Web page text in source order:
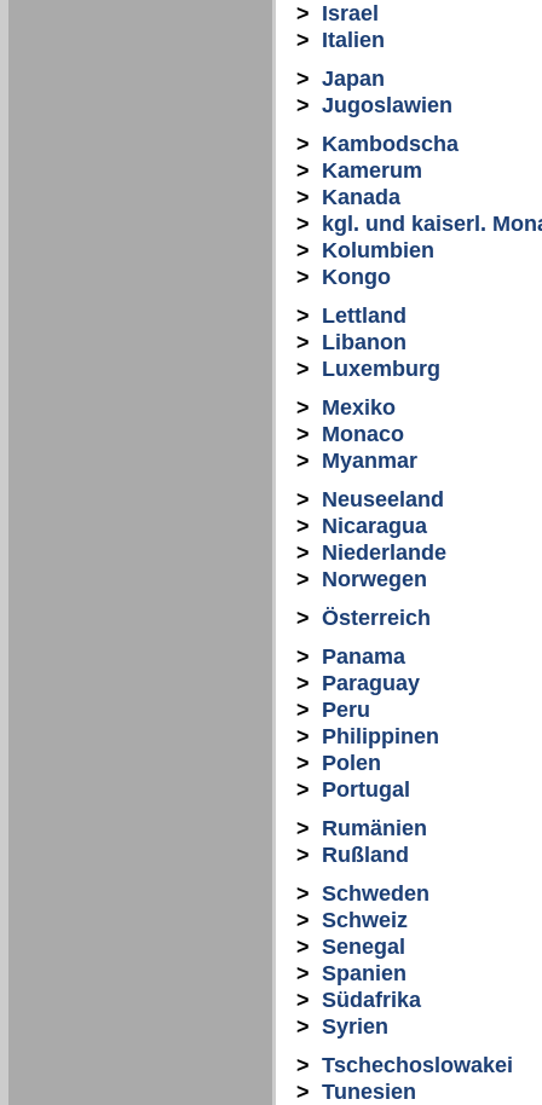
> Israel
> Italien
> Japan
> Jugoslawien
> Kambodscha
> Kamerum
> Kanada
>
kgl. und kaiserl.
> Kolumbien
> Kongo
> Lettland
> Libanon
> Luxemburg
> Mexiko
> Monaco
> Myanmar
> Neuseeland
> Nicaragua
> Niederlande
> Norwegen
> Österreich
> Panama
> Paraguay
> Peru
> Philippinen
> Polen
> Portugal
> Rumänien
> Rußland
> Schweden
> Schweiz
> Senegal
> Spanien
> Südafrika
> Syrien
> Tschechoslowakei
> Tunesien